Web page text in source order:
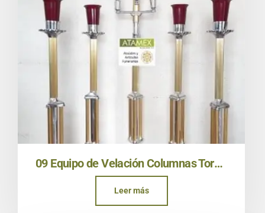
09 Equipo de Velación Columnas Torchero Base Uvas Oro
Leer más